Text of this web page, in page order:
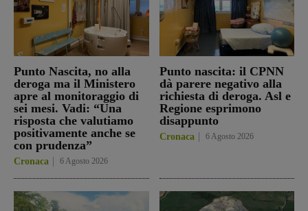
Punto Nascita, no alla
deroga ma il Ministero
apre al monitoraggio di
sei mesi. Vadi: “Una
risposta che valutiamo
positivamente anche se
con prudenza”
Cronaca 6 Agosto 2026
Punto nascita: il CPNN
dà parere negativo alla
richiesta di deroga. Asl e
Regione esprimono
disappunto
Cronaca 6 Agosto 2026